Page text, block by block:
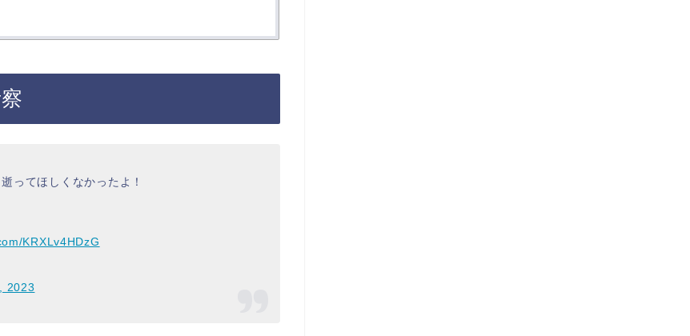
ってほしくなかったよ！
KRXLv4HDzG
2023